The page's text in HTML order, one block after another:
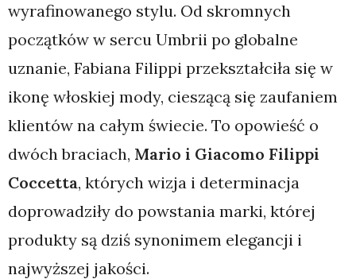
wyrafinowanego stylu. Od skromnych
początków w sercu Umbrii po globalne
uznanie, Fabiana Filippi przekształciła się w
ikonę włoskiej mody, cieszącą się zaufaniem
klientów na całym świecie. To opowieść o
dwóch braciach, Mario i Giacomo Filippi
Coccetta, których wizja i determinacja
doprowadziły do powstania marki, której
produkty są dziś synonimem elegancji i
najwyższej jakości.